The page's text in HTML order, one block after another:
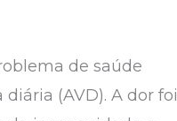
de saúde
(AVD). A dor foi